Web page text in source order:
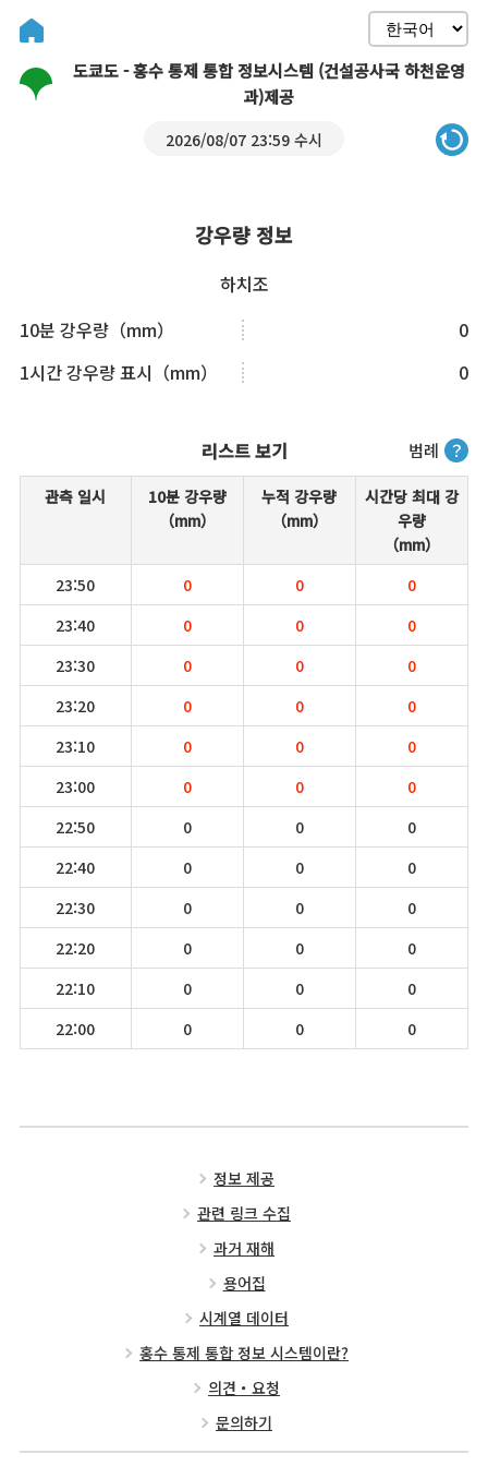
도쿄도 - 홍수 통제 통합 정보시스템 (건설공사국 하천운영
과)제공
2026/08/07 23:59 수시
강우량 정보
하치조
10분 강우량（mm）
0
1시간 강우량 표시（mm）
0
범례 ？
리스트 보기
관측 일시
10분 강우량
（mm）
누적 강우량
（mm）
시간당 최대 강
우량
（mm）
23:50
0 0
0
23:40
0 0
0
23:30
0 0
0
23:20
0 0
0
23:10
0 0
0
23:00
0 0
0
22:50
0 0
0
22:40
0 0
0
22:30
0 0
0
22:20
0 0
0
22:10
0 0
0
22:00
0 0 0
정보 제공
관련 링크 수집
과거 재해
용어집
시계열 데이터
홍수 통제 통합 정보 시스템이란?
의견・요청
문의하기